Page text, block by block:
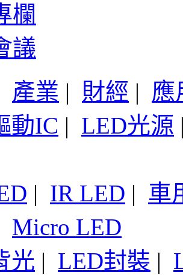
欄
議
產業 | 財經 | 應
動IC | LED光源
| IR LED | 車
Micro LED
光 | LED封裝 |